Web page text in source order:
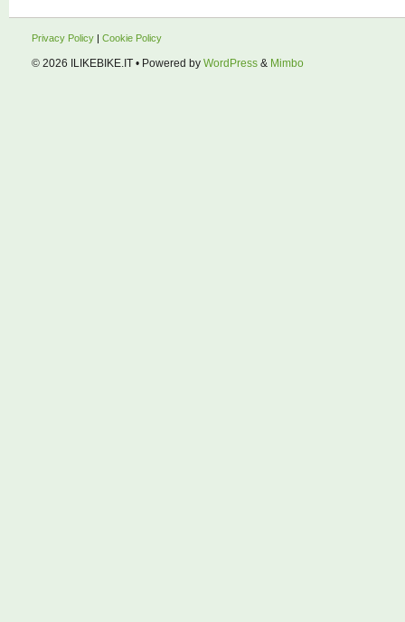
Privacy Policy | Cookie Policy
© 2026 ILIKEBIKE.IT • Powered by WordPress & Mimbo